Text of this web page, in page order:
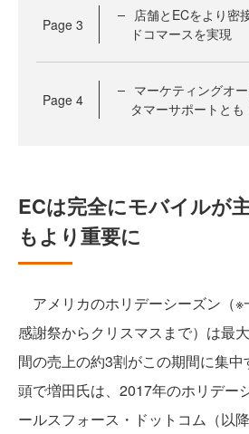
Page 3
店舗とECをより密
ドコマースを実現
Page 4
マーケティングオ
タマーサポートとも
ECは完全にモバイルが
もより重要に
アメリカのホリデーシーズン（※
感謝祭からクリスマスまで）は最
間の売上の約3割がこの期間に集
頭で増田氏は、2017年のホリデー
ールスフォース・ドットコム（以